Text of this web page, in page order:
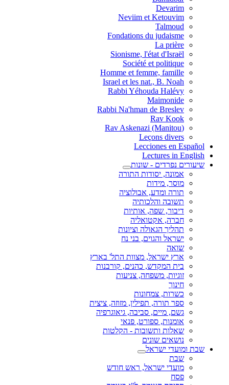
Devarim
Neviim et Ketouvim
Talmoud
Fondations du judaisme
La prière
Sionisme, l'état d'Israël
Société et politique
Homme et femme, famille
Israel et les nat., B. Noah
Rabbi Yéhouda Halévy
Maimonide
Rabbi Na'hman de Breslev
Rav Kook
(Rav Askenazi (Manitou
Leçons divers
Lecciones en Español
Lectures in English
שיעורים נפרדים - שונות
אמונה, יסודות התורה
מוסר, מידות
תורה ומדע, אבולוציה
תשובה והלכותיה
דיבור, שפה, אותיות
חברה, אקטואליה
תהליך הגאולה וציונות
ישראל והגוים, בני נח
שואה
ארץ ישראל, מצוות התל' בארץ
בית המקדש, כהנים, קורבנות
זוגיות, משפחה, צניעות
חינוך
כשרות, צמחונות
ספר תורה, תפילין, מזוזה, ציצית
גשם, מיים, סביבה, גיאוגרפיה
אומנות, ספורט, פנאי
שאלות ותשובות - הקלטות
נושאים שונים
שבת ומועדי ישראל
שבת
מועדי ישראל, ראש חודש
פסח